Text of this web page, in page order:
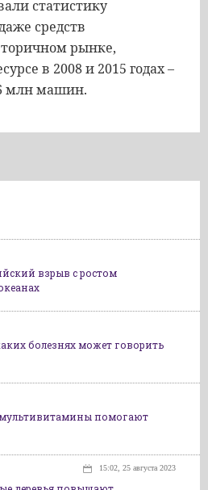
статистику
средств
рынке,
в 2008 и 2015 годах –
млн машин.
взрыв с ростом
болезнях может говорить
помогают
15:02, 25 августа 2023